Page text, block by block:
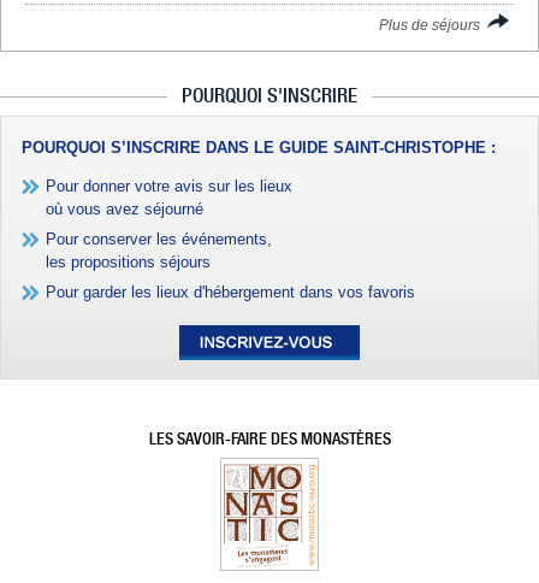
Plus de séjours
POURQUOI S'INSCRIRE
POURQUOI S’INSCRIRE DANS LE GUIDE SAINT-CHRISTOPHE :
Pour donner votre avis sur les lieux
où vous avez séjourné
Pour conserver les événements,
les propositions séjours
Pour garder les lieux d'hébergement dans vos favoris
LES SAVOIR-FAIRE DES MONASTÈRES